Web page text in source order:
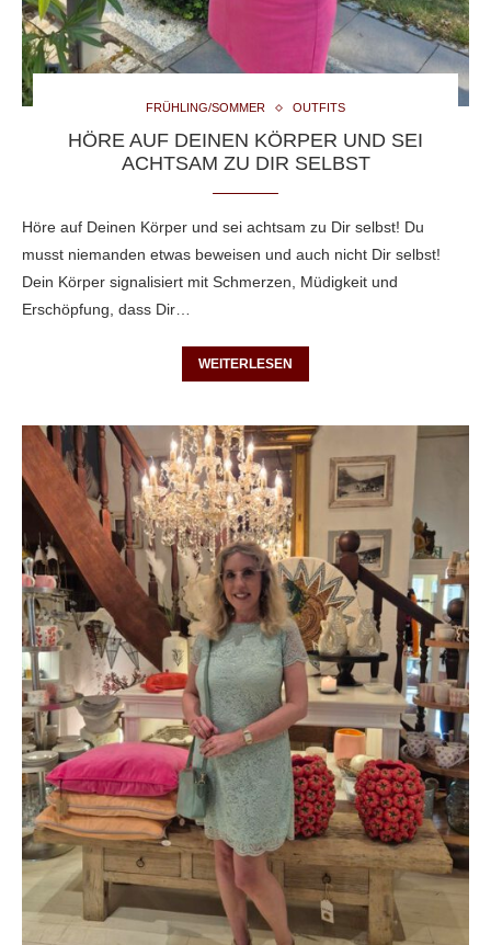
FRÜHLING/SOMMER OUTFITS
HÖRE AUF DEINEN KÖRPER UND SEI
ACHTSAM ZU DIR SELBST
Höre auf Deinen Körper und sei achtsam zu Dir selbst! Du
musst niemanden etwas beweisen und auch nicht Dir selbst!
Dein Körper signalisiert mit Schmerzen, Müdigkeit und
Erschöpfung, dass Dir…
WEITERLESEN